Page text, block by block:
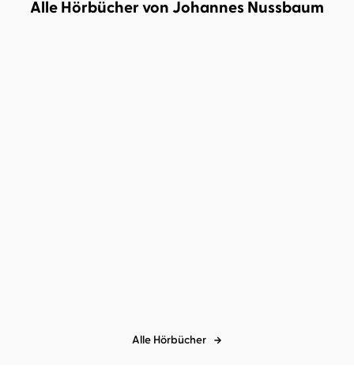
Alle Hörbücher von Johannes Nussbaum
Alle Hörbücher